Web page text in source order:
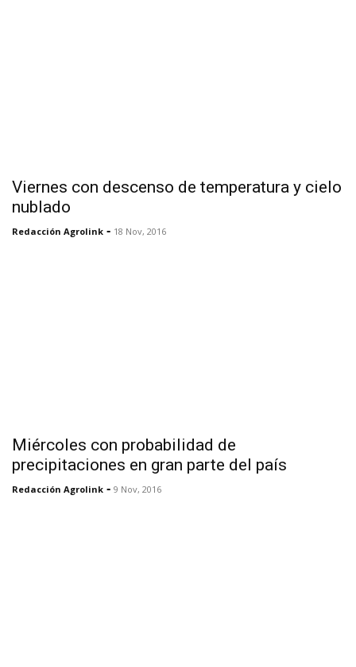
Viernes con descenso de temperatura y cielo
nublado
Redacción Agrolink - 18 Nov, 2016
Miércoles con probabilidad de
precipitaciones en gran parte del país
Redacción Agrolink - 9 Nov, 2016